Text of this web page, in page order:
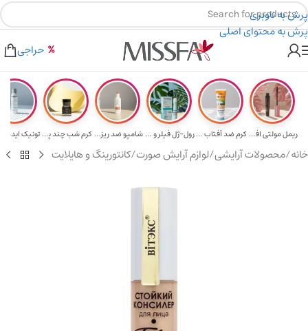
پرش به ناوبری
پرش به محتوای اصلی
۲٪ تخفیف روی سبد خرید برای روش کارت به کارت
هدیه برای خرید های بالای ۵ میلیون تومن
حراجی
ریمل مولتی افکت... کرم ضد آفتاب حا... رول-ژل فیلر و م... شامپو ضد ریزش و... کرم شب چند پپتی... تونیک ایده
خانه/محصولات آرایشی/لوازم آرایش صورت/کانتورینگ و هایلایت